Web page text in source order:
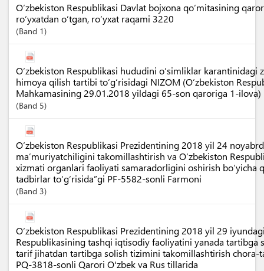
O‘zbekiston Respublikasi Davlat bojxona qo‘mitasining
ro‘yxatdan o‘tgan, ro‘yxat raqami 3220
Band 1
O‘zbekiston Respublikasi hududini o‘simliklar karantinidagi
himoya qilish tartibi to‘g‘risidagi NIZOM (O‘zbekiston
Mahkamasining 29.01.2018 yildagi 65-son qaroriga 1-ilova)
Band 5
O‘zbekiston Respublikasi Prezidentining 2018 yil 24
ma’muriyatchiligini takomillashtirish va O‘zbekiston
xizmati organlari faoliyati samaradorligini oshirish bo‘yicha
tadbirlar to‘g‘risida”gi PF-5582-sonli Farmoni
Band 3
O‘zbekiston Respublikasi Prezidentining 2018 yil 29
Respublikasining tashqi iqtisodiy faoliyatini yanada tartibga
tarif jihatdan tartibga solish tizimini takomillashtirish chora-
PQ-3818-sonli Qarori O'zbek va Rus tillarida